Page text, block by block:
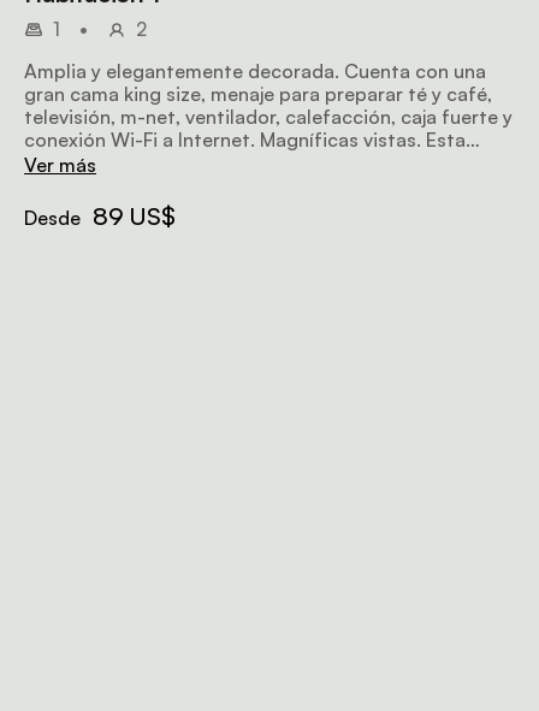
1 •
2
Amplia y elegantemente decorada. Cuenta con una
gran cama king size, menaje para preparar té y café,
televisión, m-net, ventilador, calefacción, caja fuerte y
conexión Wi-Fi a Internet. Magníficas vistas. Esta
habitación se puede convertir en una habitación con
Ver más
Desde 89 US$